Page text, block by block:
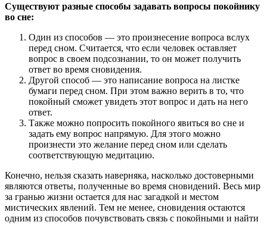
Существуют разные способы задавать вопросы покойнику
во сне:
Один из способов — это произнесение вопроса вслух
перед сном. Считается, что если человек оставляет
вопрос в своем подсознании, то он может получить
ответ во время сновидения.
Другой способ — это написание вопроса на листке
бумаги перед сном. При этом важно верить в то, что
покойный сможет увидеть этот вопрос и дать на него
ответ.
Также можно попросить покойного явиться во сне и
задать ему вопрос напрямую. Для этого можно
произнести это желание перед сном или сделать
соответствующую медитацию.
Конечно, нельзя сказать наверняка, насколько достоверными
являются ответы, полученные во время сновидений. Весь мир
за гранью жизни остается для нас загадкой и местом
мистических явлений. Тем не менее, сновидения остаются
одним из способов почувствовать связь с покойными и найти